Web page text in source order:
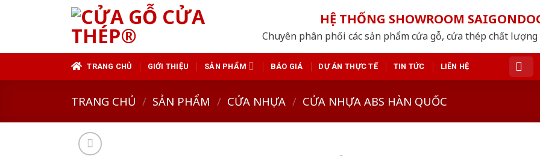
HỆ THỐNG SHOWROOM
Chuyên phân phối các sản phẩm cửa gỗ, cửa thép chất
TRANG CHỦ GIỚI THIỆU SẢN PHẨM BÁO GIÁ DỰ ÁN THỰC TẾ TIN TỨC LIÊN HỆ
TRANG CHỦ / SẢN PHẨM / CỬA NHỰA / CỬA NHỰA ABS HÀN QUỐC